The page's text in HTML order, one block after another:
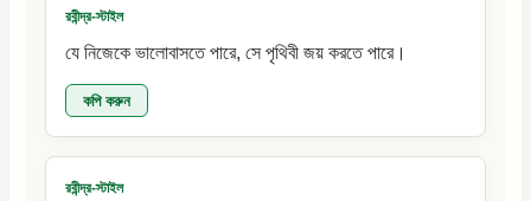
রবীন্দ্র-স্টাইল
যে নিজেকে ভালোবাসতে পারে, সে পৃথিবী জয় করতে পারে।
কপি করুন
রবীন্দ্র-স্টাইল